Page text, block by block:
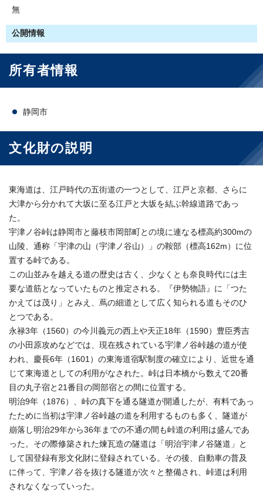
無
公開情報
所有者情報
静岡市
文化財の説明
東海道は、江戸時代の五街道の一つとして、江戸と京都、さらに
大津から分かれて大坂に至る江戸と大坂を結ぶ幹線道路であっ
た。
宇津ノ谷峠は静岡市と藤枝市岡部町との境に連なる標高約300mの
山陵、通称「宇津の山（宇津ノ谷山）」の鞍部（標高162m）に位
置する峠である。
この山並みを越える道の歴史は古く、少なくとも奈良時代には主
要な道筋となっていたものと推定される。『伊勢物語』に「つた
かえては茂り」とみえ、蔦の細道として広く知られる道もそのひ
とつである。
永禄3年（1560）の今川義元の西上や天正18年（1590）豊臣秀吉
の小田原攻めなどでは、現在残されている宇津ノ谷峠越の道が使
われ、慶長6年（1601）の東海道宿駅制度の確立により、近世を通
じて東海道としての利用がなされた。峠は日本橋から数えて20番
目の丸子宿と21番目の岡部宿との間に位置する。
明治9年（1876）、峠の真下を通る隧道が開通したが、有料であっ
たために当初は宇津ノ谷峠越の道を利用するものも多く、隧道が
崩落し明治29年から36年までの不通の間も峠道の利用は盛んであ
った。その際修築された煉瓦造の隧道は「明治宇津ノ谷隧道」と
して国登録有形文化財に登録されている。その後、自動車の普及
に伴って、宇津ノ谷を抜ける隧道が次々と整備され、峠道は利用
されなくなっていった。